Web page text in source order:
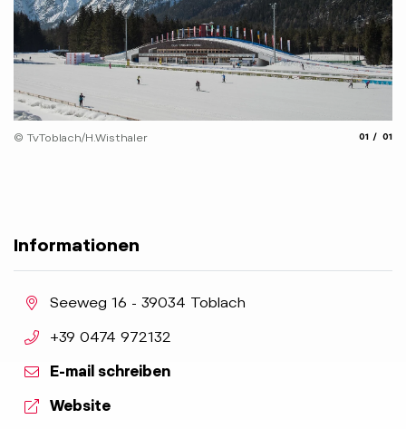
© TvToblach/H.Wisthaler 01 01
Informationen
aria.location:
Seeweg 16 - 39034 Toblach
aria.phone:
+39 0474 972132
E-mail schreiben
aria.website:
Website